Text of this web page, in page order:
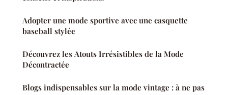
Adopter une mode sportive avec une casquette
baseball stylée
Découvrez les Atouts Irrésistibles de la Mode
Décontractée
Blogs indispensables sur la mode vintage : à ne pas